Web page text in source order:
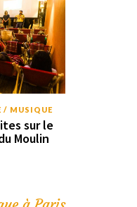
/ MUSIQUE
sur le
Moulin